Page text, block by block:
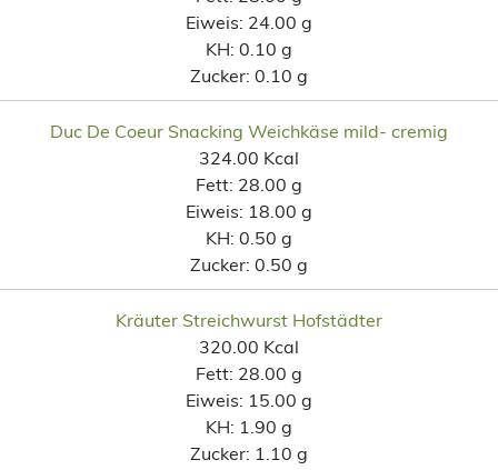
Eiweis: 24.00 g
KH: 0.10 g
Zucker: 0.10 g
Duc De Coeur Snacking Weichkäse mild- cremig
324.00 Kcal
Fett: 28.00 g
Eiweis: 18.00 g
KH: 0.50 g
Zucker: 0.50 g
Kräuter Streichwurst Hofstädter
320.00 Kcal
Fett: 28.00 g
Eiweis: 15.00 g
KH: 1.90 g
Zucker: 1.10 g